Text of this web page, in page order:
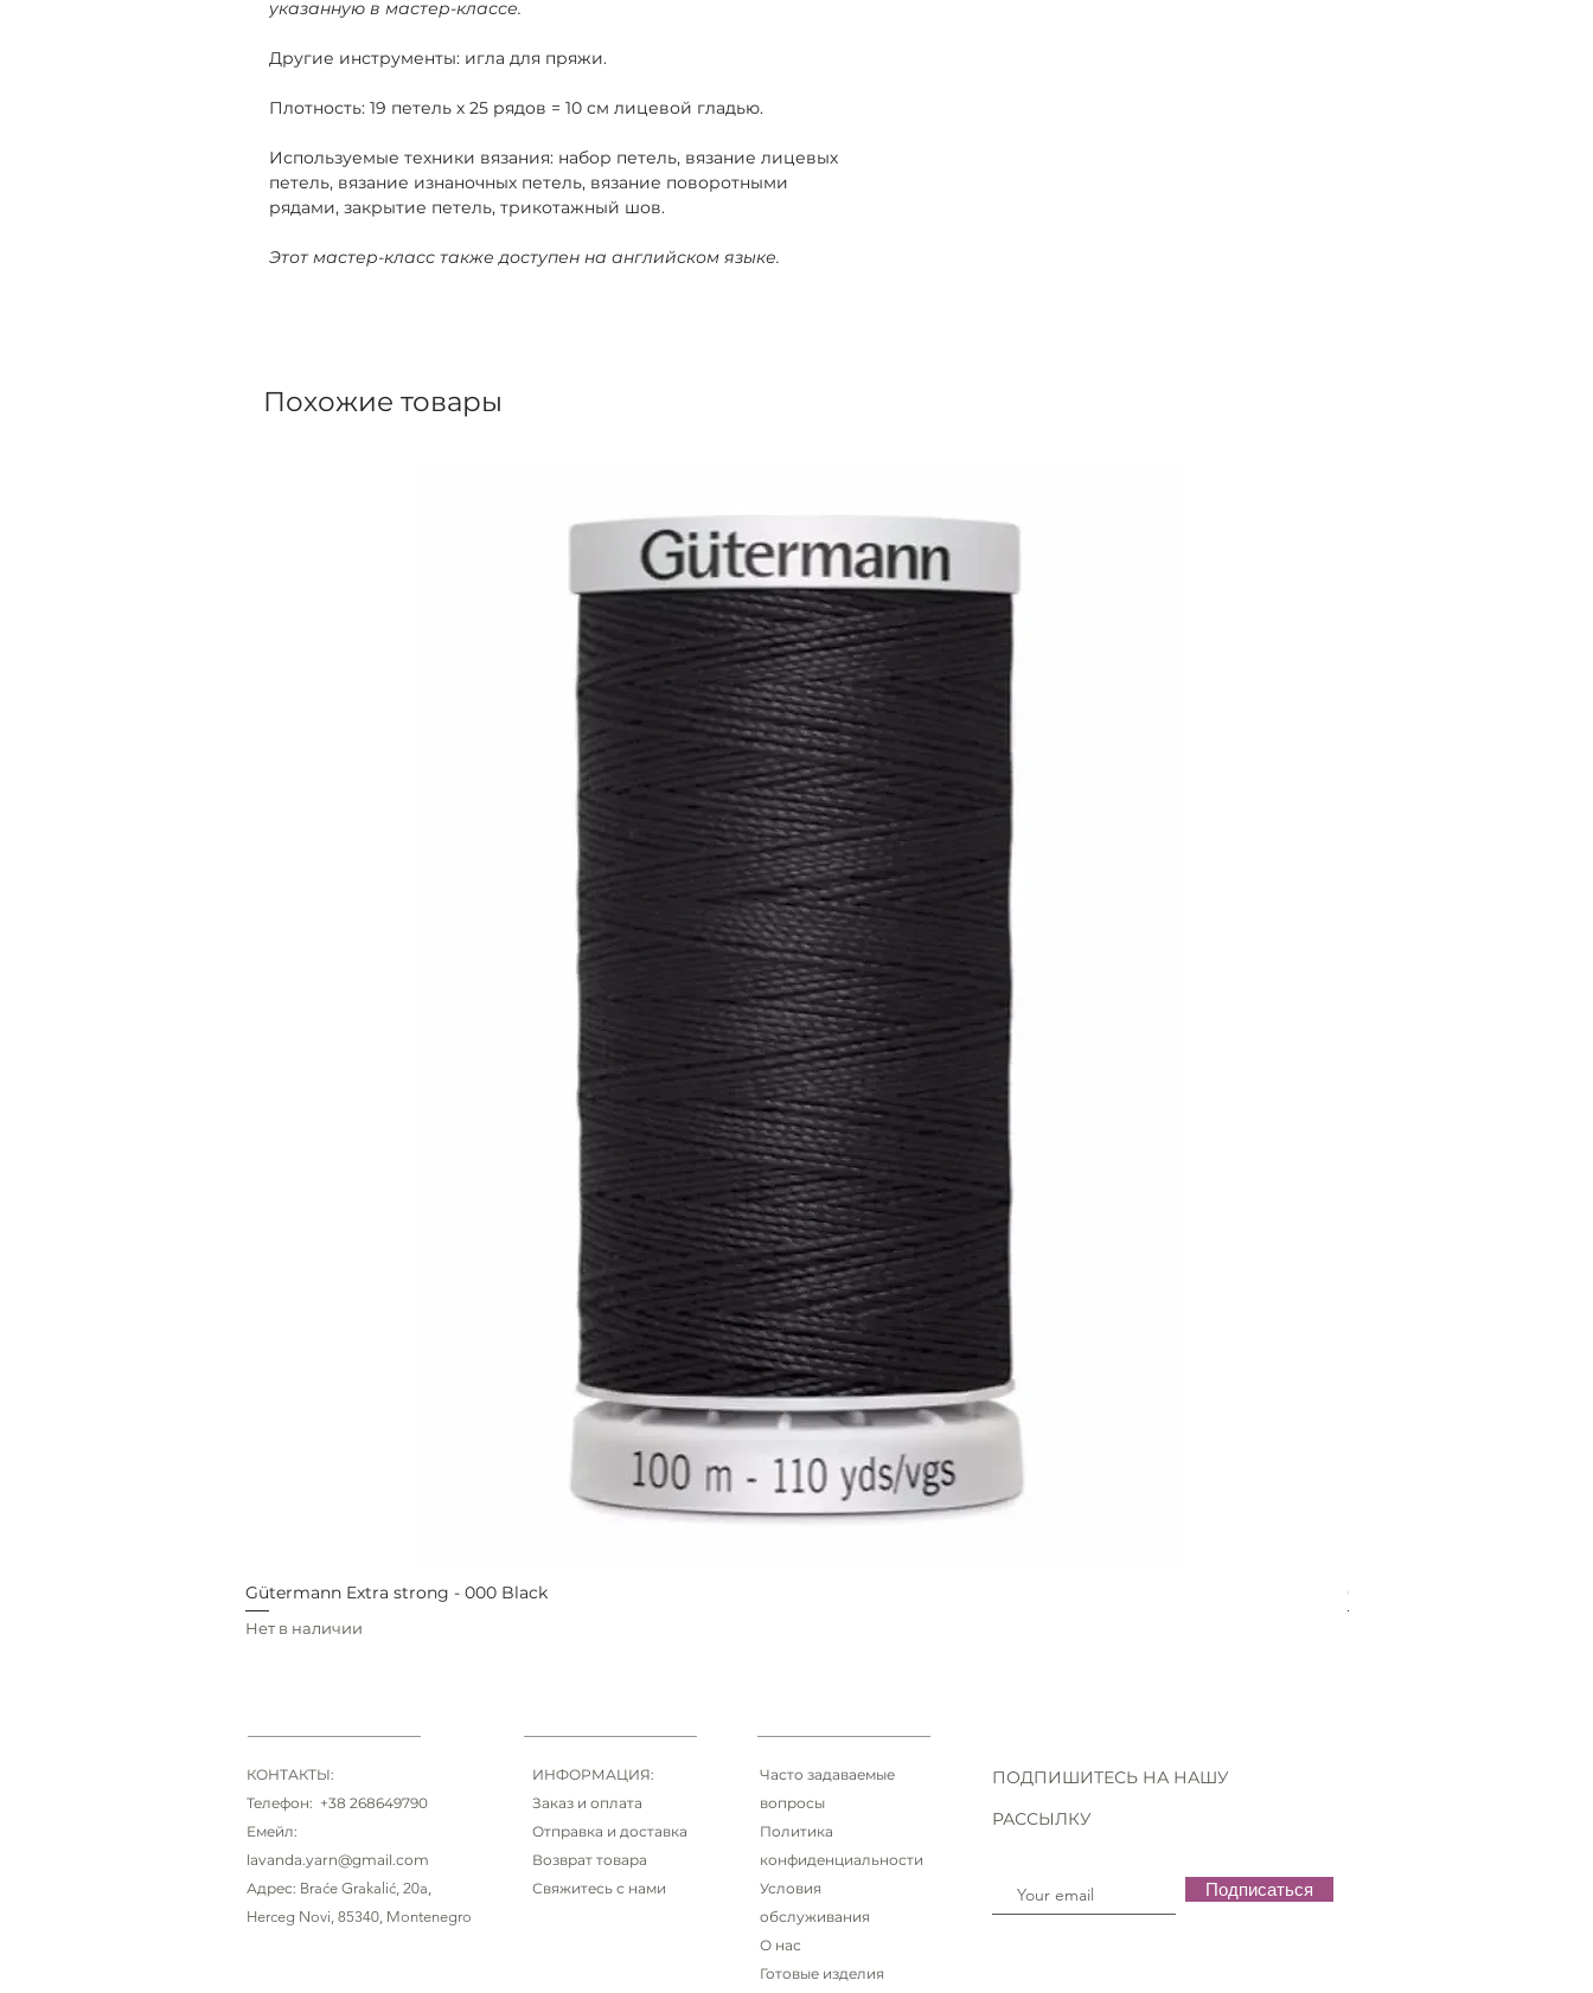
указанную в мастер-классе.
Другие инструменты: игла для пряжи.
Плотность: 19 петель х 25 рядов = 10 см лицевой гладью.
Используемые техники вязания: набор петель, вязание лицевых
петель, вязание изнаночных петель, вязание поворотными
рядами, закрытие петель, трикотажный шов.
Этот мастер-класс также доступен на английском языке.
Похожие товары
Gütermann Extra strong - 000 Black
Нет в наличии
Gütermann Extra strong -
КОНТАКТЫ:
Телефон: +38 268649790
Емейл:
lavanda.yarn@gmail.com
Адрес: Braće Grakalić , 20a,
Herceg Novi, 85340 , Montenegro
ИНФОРМАЦИЯ:
Заказ и оплата
Отправка и доставка
Возврат товара
Свяжитесь с нами
Часто задаваемые
вопросы
Политика
конфиденциальности
Условия
обслуживания
О нас
Готовые изделия
ПОДПИШИТЕСЬ НА НАШУ
РАССЫЛКУ
Подписаться